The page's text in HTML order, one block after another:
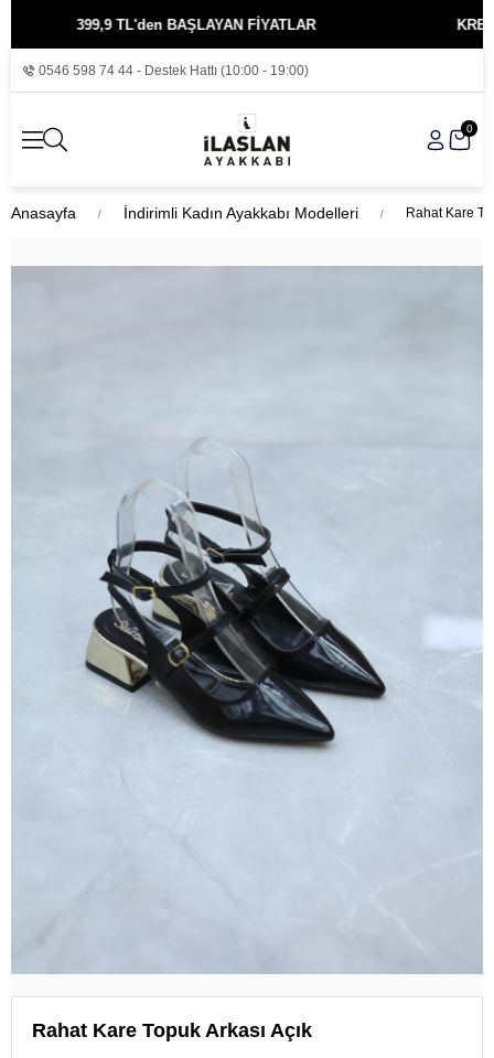
399,9 TL'den BAŞLAYAN FİYATLAR KREDİ
0546 598 74 44 - Destek Hattı (10:00 - 19:00)
0
Anasayfa İndirimli Kadın Ayakkabı Modelleri Rahat Kare
Rahat Kare Topuk Arkası Açık